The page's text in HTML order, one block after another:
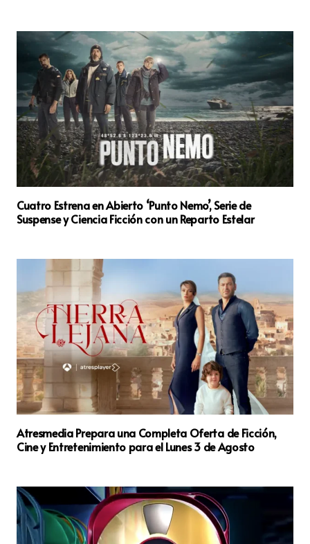
Cuatro Estrena en Abierto ‘Punto Nemo’, Serie de
Suspense y Ciencia Ficción con un Reparto Estelar
Atresmedia Prepara una Completa Oferta de Ficción,
Cine y Entretenimiento para el Lunes 3 de Agosto